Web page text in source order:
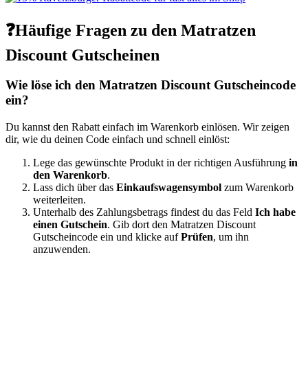
❓Häufige Fragen zu den Matratzen
Discount Gutscheinen
Wie löse ich den Matratzen Discount Gutscheincode
ein?
Du kannst den Rabatt einfach im Warenkorb einlösen. Wir zeigen
dir, wie du deinen Code einfach und schnell einlöst:
Lege das gewünschte Produkt in der richtigen Ausführung in
den Warenkorb.
Lass dich über das Einkaufswagensymbol zum Warenkorb
weiterleiten.
Unterhalb des Zahlungsbetrags findest du das Feld Ich habe
einen Gutschein. Gib dort den Matratzen Discount
Gutscheincode ein und klicke aufPrüfen, um ihn
anzuwenden.